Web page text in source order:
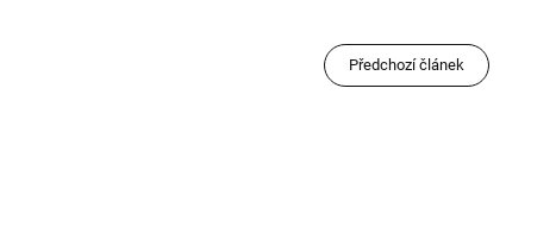
Předchozí článek